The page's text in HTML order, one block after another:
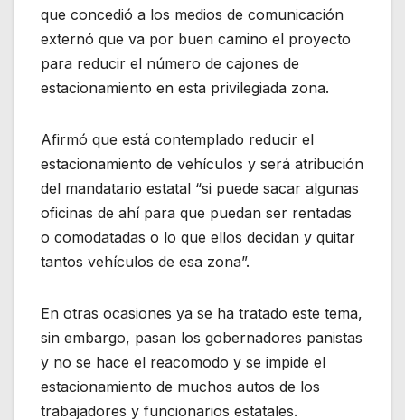
que concedió a los medios de comunicación
externó que va por buen camino el proyecto
para reducir el número de cajones de
estacionamiento en esta privilegiada zona.
Afirmó que está contemplado reducir el
estacionamiento de vehículos y será atribución
del mandatario estatal “si puede sacar algunas
oficinas de ahí para que puedan ser rentadas
o comodatadas o lo que ellos decidan y quitar
tantos vehículos de esa zona”.
En otras ocasiones ya se ha tratado este tema,
sin embargo, pasan los gobernadores panistas
y no se hace el reacomodo y se impide el
estacionamiento de muchos autos de los
trabajadores y funcionarios estatales.